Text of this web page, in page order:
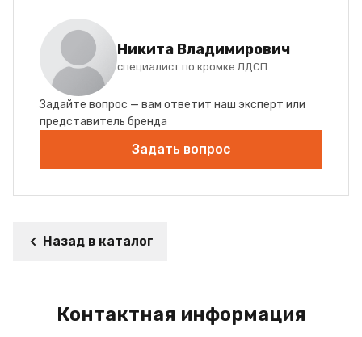
Никита Владимирович
специалист по кромке ЛДСП
Задайте вопрос — вам ответит наш эксперт или
представитель бренда
Задать вопрос
Назад в каталог
Контактная информация